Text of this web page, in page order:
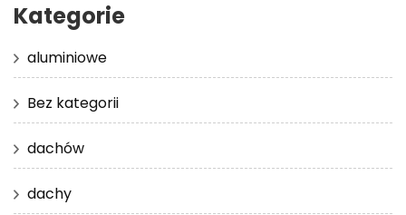
Kategorie
aluminiowe
Bez kategorii
dachów
dachy